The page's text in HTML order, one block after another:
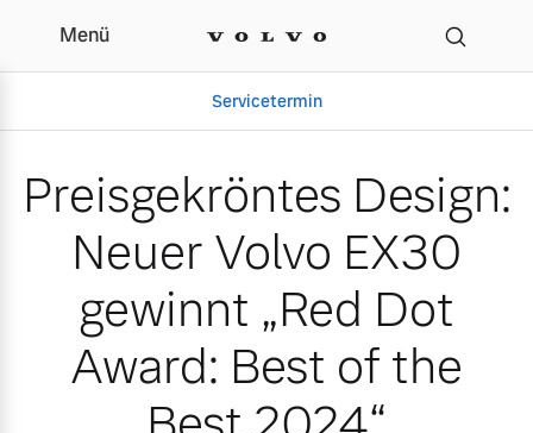
Preisgekröntes
Menü
Servicetermin
Aktuelle Zubehörangebote
Über uns
Preisgekröntes Design:
Neuer Volvo EX30
gewinnt „Red Dot
Award: Best of the